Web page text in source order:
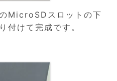
MicroSDスロットの下
付けて完成です。